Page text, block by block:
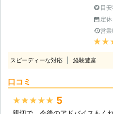
くだ
がお
りま
思っ
行こ
ませ
なと
目
定休
営
スピーディーな対応 経験豊富
口コミ
★★★★★ 5